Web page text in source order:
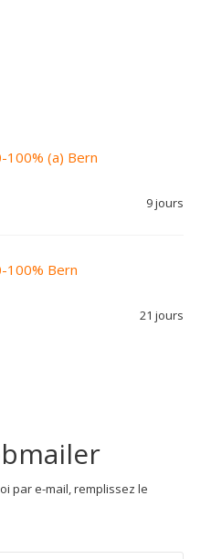
(a) Bern
9 jours
100% Bern
21 jours
par e-mail, remplissez le